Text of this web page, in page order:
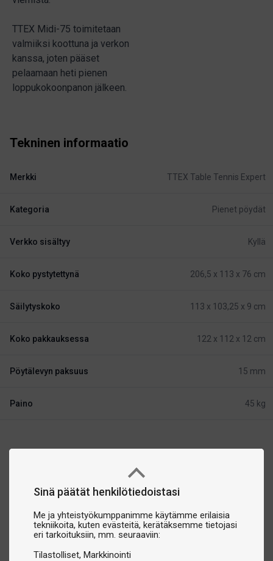
Sinä päätät henkilötiedoistasi
Me ja yhteistyökumppanimme käytämme erilaisia
tekniikoita, kuten evästeitä, kerätäksemme tietojasi
eri tarkoituksiin, mm. seuraaviin:
Tilastolliset Markkinointi
TTEX Midi-75 toimitetaan
valmiiksi koottuna ja verkon
kanssa, joten pääset
pelaamaan heti pienen
loppukokoonpanon jälkeen.
Tekninen informaatio
Merkki TTEX Table Tennis Expert
Kategoria Pienet pöydät
Verkko sisältyy Kyllä
Koko pystytettynä 206,5 x 113 x 76 cm
Säilytyskoko 113 x 103,25 x 9 cm
Koko pakkauksessa 122 x 112 x 12 cm
Pöytälevyn paksuus 15 mm
Paino 45 kg